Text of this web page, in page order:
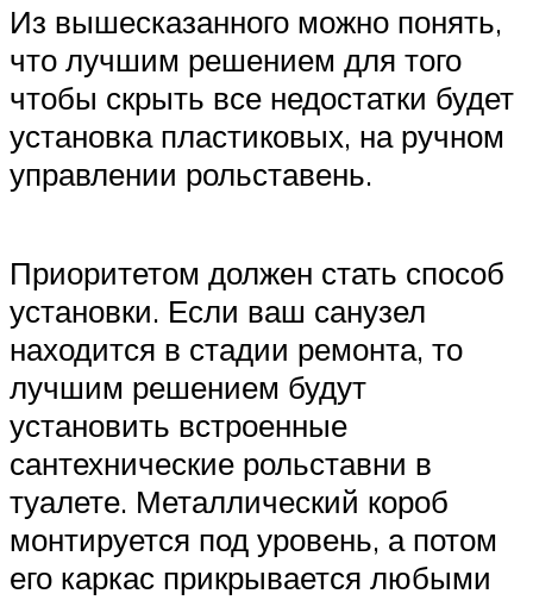
Из вышесказанного можно понять,
что лучшим решением для того
чтобы скрыть все недостатки будет
установка пластиковых, на ручном
управлении рольставень.
Приоритетом должен стать способ
установки. Если ваш санузел
находится в стадии ремонта, то
лучшим решением будут
установить встроенные
сантехнические рольставни в
туалете. Металлический короб
монтируется под уровень, а потом
его каркас прикрывается любыми